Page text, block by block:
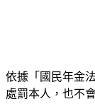
依據「國民年金
處罰本人，也不